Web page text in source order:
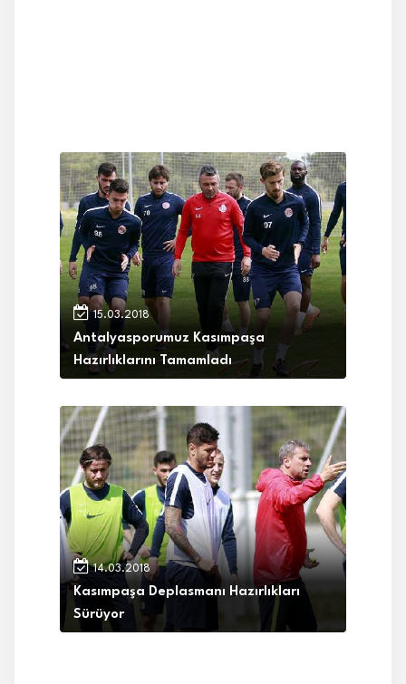
15.03.2018
Antalyasporumuz Kasımpaşa
Hazırlıklarını Tamamladı
14.03.2018
Kasımpaşa Deplasmanı Hazırlıkları
Sürüyor